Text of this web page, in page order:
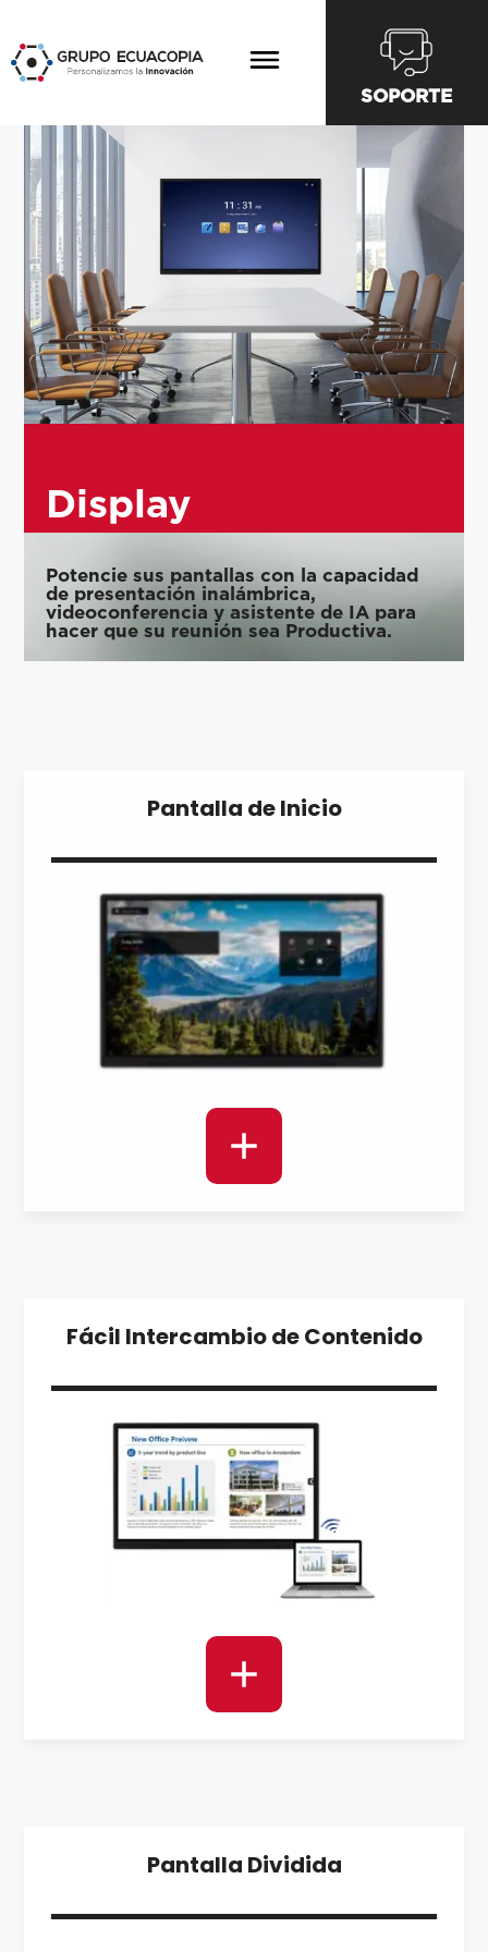
SOPORTE
Display
Potencie sus pantallas con la capacidad
de presentación inalámbrica,
videoconferencia yasistente de IA para
hacer que su reunión sea Productiva.
Pantalla de Inicio
Fácil Intercambio de Contenido
Pantalla Dividida